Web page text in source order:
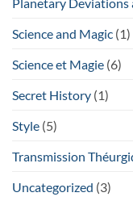
Science and Magic (1)
Science et Magie (6)
Secret History (1)
Style (5)
Transmission
Uncategorized (3)